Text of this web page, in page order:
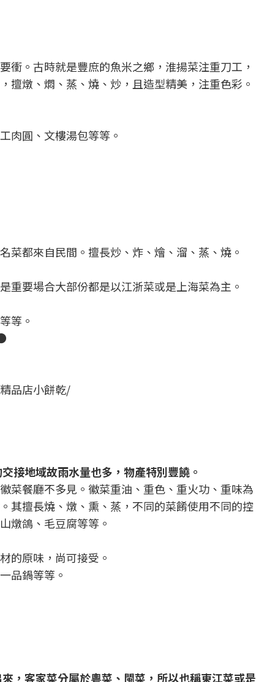
衝。古時就是豐庶的魚米之鄉，淮揚菜注重刀工，
擅燉、燜、蒸、燒、炒，且造型精美，注重色彩。
肉圓、文樓湯包等等。
菜都來自民間。擅長炒、炸、燴、溜、蒸、燒。
重要場合大部份都是以江浙菜或是上海菜為主。
等。
品店小餅乾/
接地域故雨水量也多，物產特別豐饒。
菜餐廳不多見。徽菜重油、重色、重火功、重味為
其擅長燒、燉、熏、蒸，不同的菜餚使用不同的控
燉鴿、毛豆腐等等。
的原味，尚可接受。
品鍋等等。
，客家菜分屬於粵菜、閩菜，所以也稱東江菜或是